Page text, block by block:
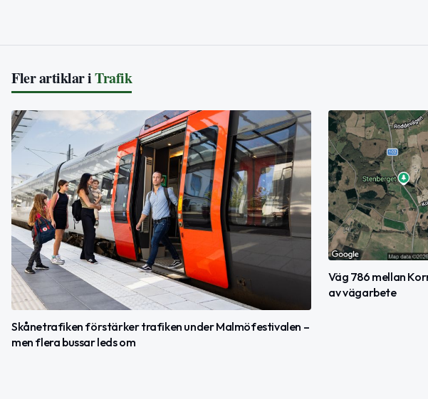
Fler artiklar iTrafik
Skånetrafiken förstärker trafiken under Malmöfestivalen –
men flera bussar leds om
Väg 786 mellan
av vägarbete